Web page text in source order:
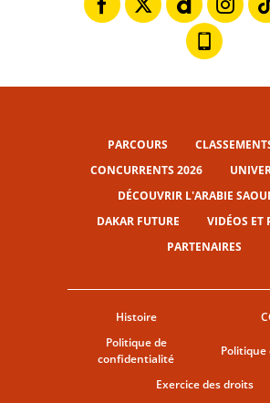
PARCOURS
CONCURRENTS 2026
DÉCOUVRIR L'ARABIE
DAKAR FUTURE
VIDÉOS ET
PARTENAIRES
Histoire
Politique de
confidentialité
Politique
Exercice des droits